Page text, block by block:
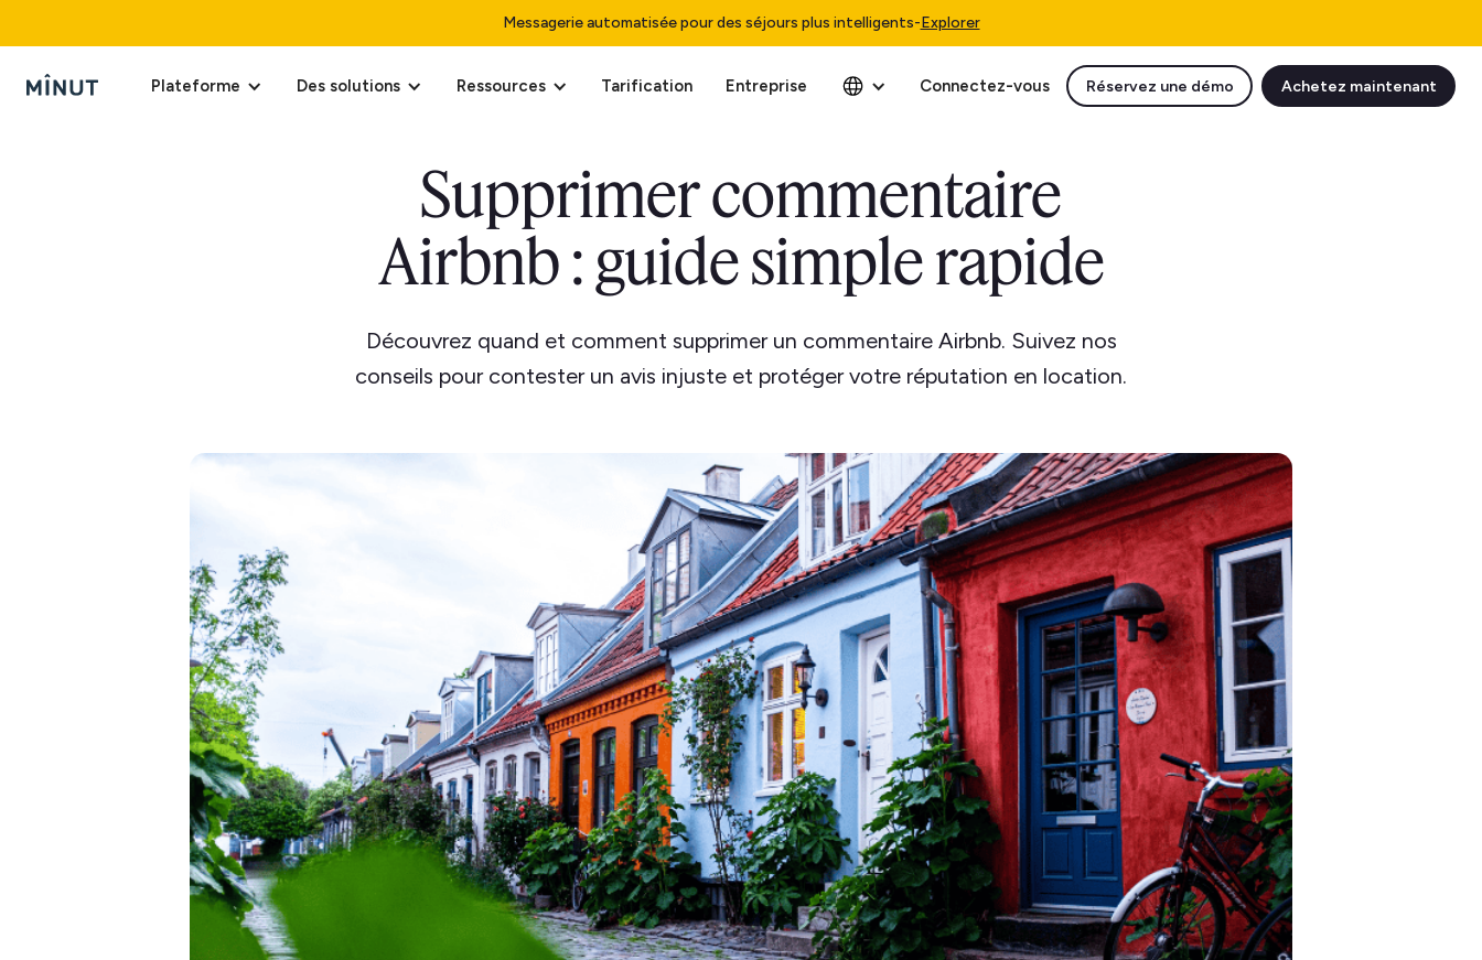
Messagerie automatisée pour des séjours plus intelligents-Explorer
Plateforme Des solutions Ressources Tarification Entreprise Connectez-vous Réservez une démo Achetez maintenant
Supprimer commentaire
Airbnb : guide simple rapide
Découvrez quand et comment supprimer un commentaire Airbnb. Suivez nos
conseils pour contester un avis injuste et protéger votre réputation en location.